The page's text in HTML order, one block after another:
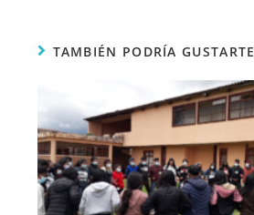
TAMBIÉN PODRÍA GUSTARTE